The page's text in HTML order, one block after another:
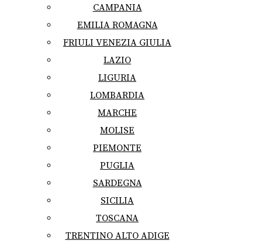
CAMPANIA
EMILIA ROMAGNA
FRIULI VENEZIA GIULIA
LAZIO
LIGURIA
LOMBARDIA
MARCHE
MOLISE
PIEMONTE
PUGLIA
SARDEGNA
SICILIA
TOSCANA
TRENTINO ALTO ADIGE